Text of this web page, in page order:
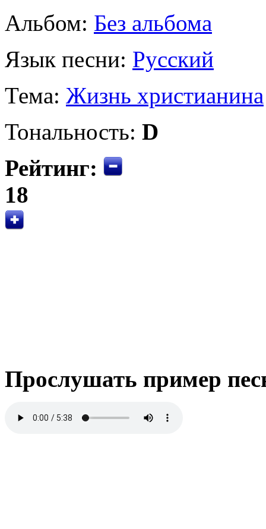
Альбом: Без альбома
Язык песни: Русский
Тема: Жизнь христианина
Тональность: D
Рейтинг:
18
Прослушать пример